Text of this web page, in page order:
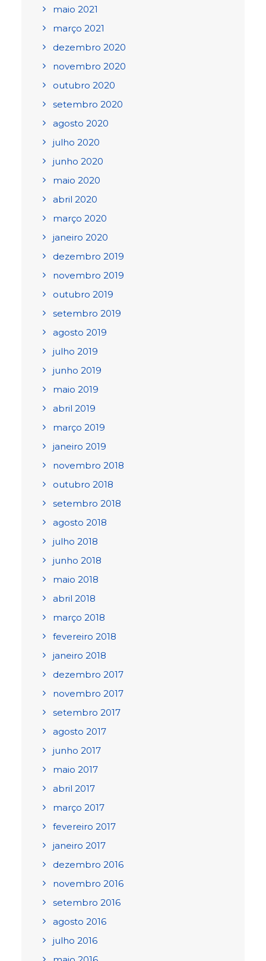
maio 2021
março 2021
dezembro 2020
novembro 2020
outubro 2020
setembro 2020
agosto 2020
julho 2020
junho 2020
maio 2020
abril 2020
março 2020
janeiro 2020
dezembro 2019
novembro 2019
outubro 2019
setembro 2019
agosto 2019
julho 2019
junho 2019
maio 2019
abril 2019
março 2019
janeiro 2019
novembro 2018
outubro 2018
setembro 2018
agosto 2018
julho 2018
junho 2018
maio 2018
abril 2018
março 2018
fevereiro 2018
janeiro 2018
dezembro 2017
novembro 2017
setembro 2017
agosto 2017
junho 2017
maio 2017
abril 2017
março 2017
fevereiro 2017
janeiro 2017
dezembro 2016
novembro 2016
setembro 2016
agosto 2016
julho 2016